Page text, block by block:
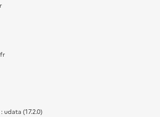
(17.2.0)